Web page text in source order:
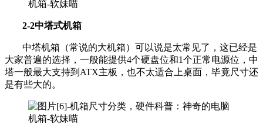
2-2中塔式机箱
中塔机箱（常说的大机箱）可以说是太常见了，这已经是
大家普遍的选择，一般能提供4个硬盘位和1个正常电源位，中
塔一般最大支持到ATX主板，也不太适合上桌面，毕竟尺寸还
是有些大的。